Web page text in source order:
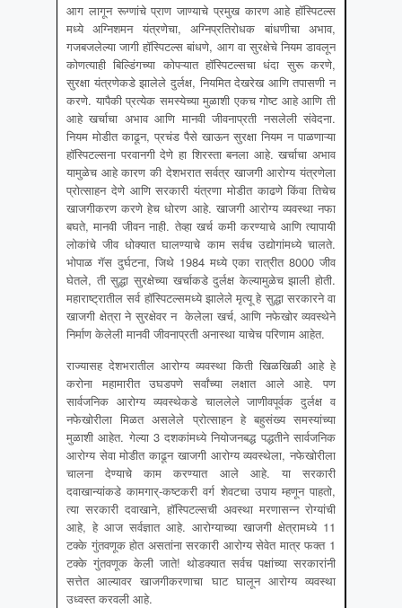
आग लागून रूग्णांचे प्राण जाण्याचे प्रमुख कारण आहे हॉस्पिटल्स
मध्ये अग्निशमन यंत्रणेचा, अग्निप्रतिरोधक बांधणीचा अभाव,
गजबजलेल्या जागी हॉस्पिटल्स बांधणे, आग वा सुरक्षेचे नियम डावलून
कोणत्याही बिल्डिंगच्या कोपऱ्यात हॉस्पिटल्सचा धंदा सुरू करणे,
सुरक्षा यंत्रणेकडे झालेले दुर्लक्ष, नियमित देखरेख आणि तपासणी न
करणे. यापैकी प्रत्येक समस्येच्या मुळाशी एकच गोष्ट आहे आणि ती
आहे खर्चाचा अभाव आणि मानवी जीवनाप्रती नसलेली संवेदना.
नियम मोडीत काढून, प्रचंड पैसे खाऊन सुरक्षा नियम न पाळणाऱ्या
हॉस्पिटल्सना परवानगी देणे हा शिरस्ता बनला आहे. खर्चाचा अभाव
यामुळेच आहे कारण की देशभरात सर्वत्र खाजगी आरोग्य यंत्रणेला
प्रोत्साहन देणे आणि सरकारी यंत्रणा मोडीत काढणे किंवा तिचेच
खाजगीकरण करणे हेच धोरण आहे. खाजगी आरोग्य व्यवस्था नफा
बघते, मानवी जीवन नाही. तेव्हा खर्च कमी करण्याचे आणि त्यापायी
लोकांचे जीव धोक्यात घालण्याचे काम सर्वच उद्योगांमध्ये चालते.
भोपाळ गॅस दुर्घटना, जिथे 1984 मध्ये एका रात्रीत 8000 जीव
घेतले, ती सुद्धा सुरक्षेच्या खर्चाकडे दुर्लक्ष केल्यामुळेच झाली होती.
महाराष्ट्रातील सर्व हॉस्पिटल्समध्ये झालेले मृत्यू हे सुद्धा सरकारने वा
खाजगी क्षेत्रा ने सुरक्षेवर न केलेला खर्च, आणि नफेखोर व्यवस्थेने
निर्माण केलेली मानवी जीवनाप्रती अनास्था याचेच परिणाम आहेत.
राज्यासह देशभरातील आरोग्य व्यवस्था किती खिळखिळी आहे हे
करोना महामारीत उघडपणे सर्वांच्या लक्षात आले आहे. पण
सार्वजनिक आरोग्य व्यवस्थेकडे चाललेले जाणीवपूर्वक दुर्लक्ष व
नफेखोरीला मिळत असलेले प्रोत्साहन हे बहुसंख्य समस्यांच्या
मुळाशी आहेत. गेल्या 3 दशकांमध्ये नियोजनबद्ध पद्धतीने सार्वजनिक
आरोग्य सेवा मोडीत काढून खाजगी आरोग्य व्यवस्थेला, नफेखोरीला
चालना देण्याचे काम करण्यात आले आहे. या सरकारी
दवाखान्यांकडे कामगार्-कष्टकरी वर्ग शेवटचा उपाय म्हणून पाहतो,
त्या सरकारी दवाखाने, हॉस्पिटल्सची अवस्था मरणासन्न रोग्यांची
आहे, हे आज सर्वज्ञात आहे. आरोग्याच्या खाजगी क्षेत्रामध्ये 11
टक्के गुंतवणूक होत असतांना सरकारी आरोग्य सेवेत मात्र फक्त 1
टक्के गुंतवणूक केली जाते! थोडक्यात सर्वच पक्षांच्या सरकारांनी
सत्तेत आल्यावर खाजगीकरणाचा घाट घालून आरोग्य व्यवस्था
उध्वस्त करवली आहे.